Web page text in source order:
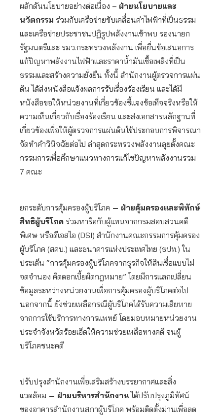
ผลักดันนโยบายอย่างต่อเนื่อง – ฝ่ายนโยบายและ
นวัตกรรม ร่วมกับเครือข่ายขับเคลื่อนค่าไฟฟ้าที่เป็นธรรม
และเครือข่ายประชาชนปฏิรูปพลังงานเข้าพบ รองนายก
รัฐมนตรีและ รมว.กระทรวงพลังงาน เพื่อยื่นข้อเสนอการ
แก้ปัญหาพลังงานไฟฟ้าและราคาน้ำมันเชื้อเพลิงที่เป็น
ธรรมและสร้างความยั่งยืน ทั้งนี้ สำนักงานผู้ตรวจการแผ่น
ดิน ได้ส่งหนังสือแจ้งผลการรับเรื่องร้องเรียน และได้มี
หนังสือขอให้หน่วยงานที่เกี่ยวข้องชี้แจงข้อเท็จจริงหรือให้
ความเห็นเกี่ยวกับเรื่องร้องเรียน และส่งเอกสารหลักฐานที่
เกี่ยวข้องเพื่อให้ผู้ตรวจการแผ่นดินใช้ประกอบการพิจารณา
จัดทำคำวินิจฉัยต่อไป ล่าสุดกระทรวงพลังงานลุยตั้งคณะ
กรรมการเพื่อศึกษาแนวทางการแก้ไขปัญหาพลังงานรวม
7 คณะ
ยกระดับการคุ้มครองผู้บริโภค – ฝ่ายคุ้มครองและพิทักษ์
สิทธิผู้บริโภค ร่วมหารือกับผู้แทนจากกรมสอบสวนคดี
พิเศษ หรือดีเอสไอ (DSI) สำนักงานคณะกรรมการคุ้มครอง
ผู้บริโภค (สคบ.) และธนาคารแห่งประเทศไทย (ธปท.) ใน
ประเด็น “การคุ้มครองผู้บริโภคจากธุรกิจให้สินเชื่อแบบไม่
จดจำนอง คิดดอกเบี้ยผิดกฎหมาย” โดยมีการแลกเปลี่ยน
ข้อมูลระหว่างหน่วยงานเพื่อการคุ้มครองผู้บริโภคต่อไป
นอกจากนี้ ยังช่วยเหลือกรณีผู้บริโภคได้รับความเสียหาย
จากการใช้บริการทางการแพทย์ โดยมอบหมายหน่วยงาน
ประจำจังหวัดร้อยเอ็ดให้ความช่วยเหลือทางคดี จนผู้
บริโภคชนะคดี
ปรับปรุงสำนักงานเพื่อเสริมสร้างบรรยากาศและสิ่ง
แวดล้อม – ฝ่ายบริหารสำนักงานได้ปรับปรุงภูมิทัศน์
ของอาคารสำนักงานสภาผู้บริโภค พร้อมติดตั้งม่านเพื่อลด